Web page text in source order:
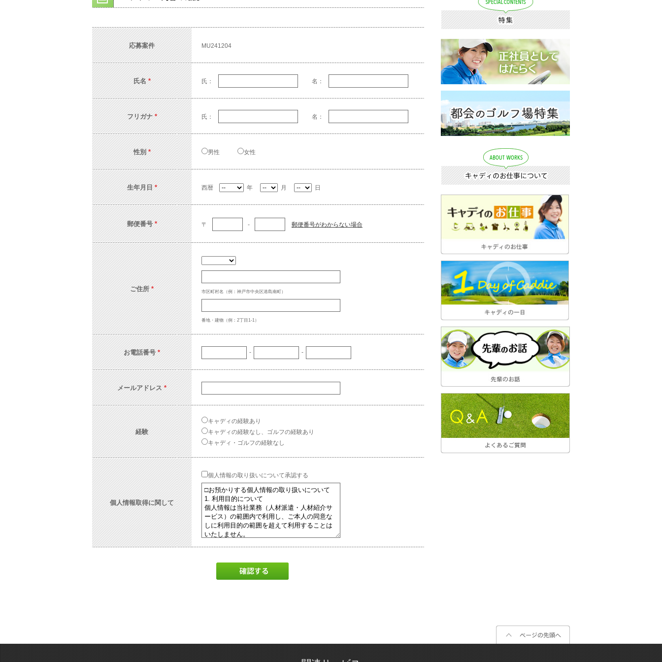
応募案件 MU241204
氏名 * 氏： 名：
フリガナ* 氏： 名：
性別 * 男性 女性
生年月日 * 西暦 年 月 日
郵便番号* 〒 - 郵便番号がわからない場合
ご住所* 市区町村名（例：神戸市中央区港島南町）
番地・建物（例：2丁目1-1）
お電話番号* - -
メールアドレス *
経験
キャディの経験あり
キャディの経験なし、ゴルフの経験あり
キャディ・ゴルフの経験なし
個人情報取得に関して
個人情報の取り扱いについて承認する